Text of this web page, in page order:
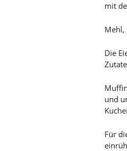
mit
Mehl,
Die
und
Für